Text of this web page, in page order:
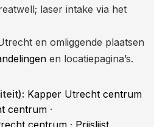
laser intake via het
en omliggende plaatsen
en locatiepagina’s.
Kapper Utrecht centrum
centrum ·